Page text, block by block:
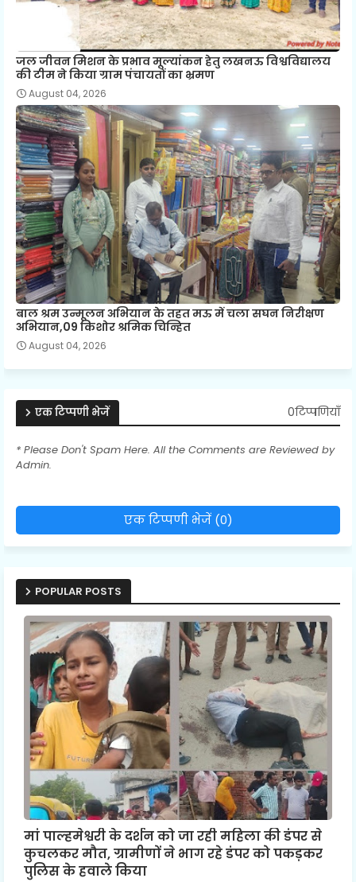
जल जीवन मिशन के प्रभाव मूल्यांकन हेतु लखनऊ विश्वविद्यालय
की टीम ने किया ग्राम पंचायतों का भ्रमण
August 04, 2026
बाल श्रम उन्मूलन अभियान के तहत मऊ में चला सघन निरीक्षण
अभियान,09 किशोर श्रमिक चिन्हित
August 04, 2026
एक टिप्पणी भेजें 0टिप्पणियाँ
* Please Don't Spam Here. All the Comments are Reviewed by
Admin.
एक टिप्पणी भेजें (0)
POPULAR POSTS
मां पाल्हमेश्वरी के दर्शन को जा रही महिला की डंपर से
कुचलकर मौत, ग्रामीणों ने भाग रहे डंपर को पकड़कर
पुलिस के हवाले किया